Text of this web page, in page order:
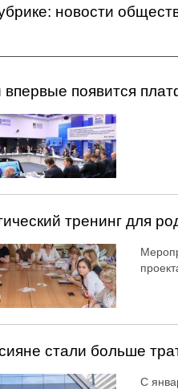
Новости
впервые появится
тренинг для
стали больше
С